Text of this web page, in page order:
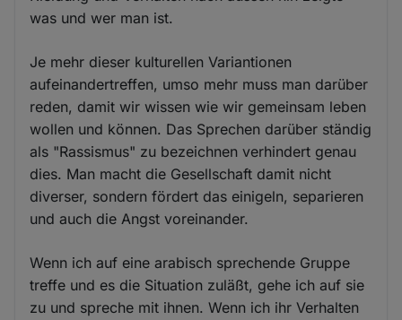
was und wer man ist.
Je mehr dieser kulturellen Variantionen
aufeinandertreffen, umso mehr muss man darüber
reden, damit wir wissen wie wir gemeinsam leben
wollen und können. Das Sprechen darüber ständig
als "Rassismus" zu bezeichnen verhindert genau
dies. Man macht die Gesellschaft damit nicht
diverser, sondern fördert das einigeln, separieren
und auch die Angst voreinander.
Wenn ich auf eine arabisch sprechende Gruppe
treffe und es die Situation zuläßt, gehe ich auf sie
zu und spreche mit ihnen. Wenn ich ihr Verhalten